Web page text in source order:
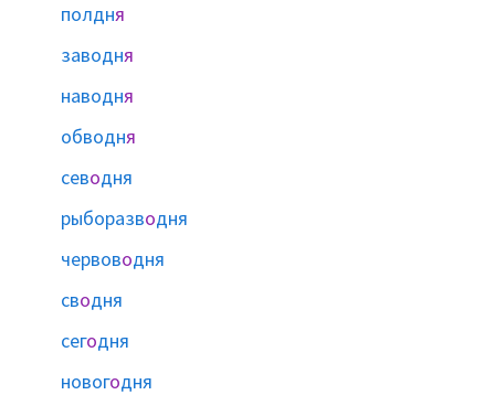
полдня
заводня
наводня
обводня
севодня
рыборазводня
червоводня
сводня
сегодня
новогодня